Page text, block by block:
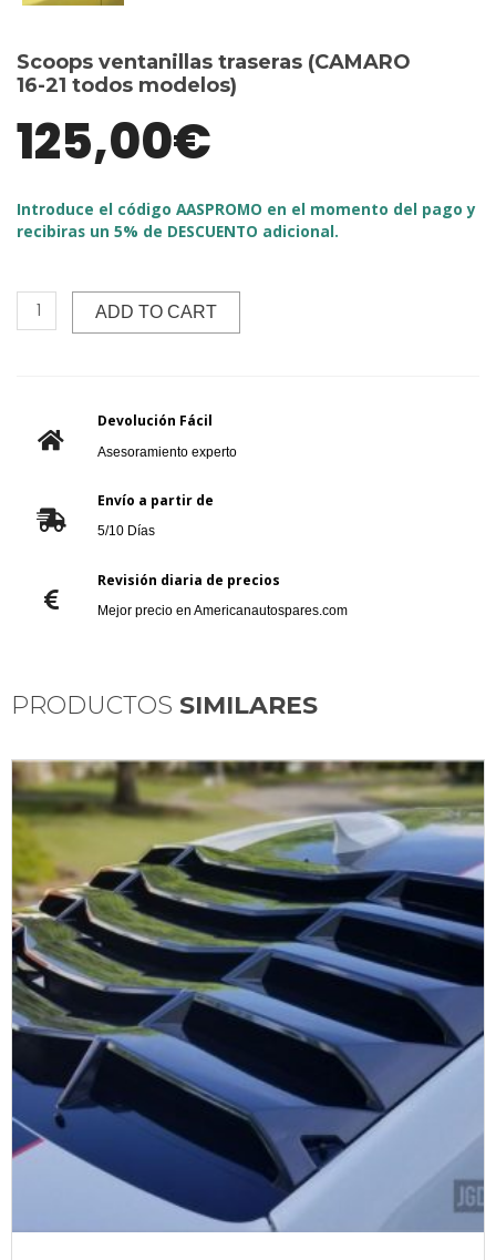
Scoops ventanillas traseras (CAMARO
16-21 todos modelos)
125,00€
Introduce el código AASPROMO en el momento del pago y
recibiras un 5% de DESCUENTO adicional.
ADD TO CART
Devolución Fácil
Asesoramiento experto
Envío a partir de
5/10 Días
Revisión diaria de precios
Mejor precio en Americanautospares.com
PRODUCTOS SIMILARES